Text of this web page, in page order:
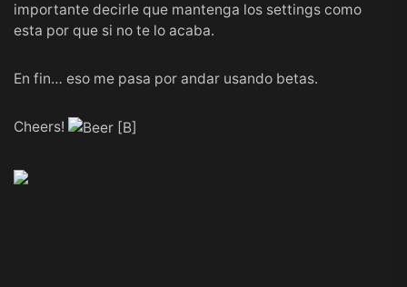
importante decirle que mantenga los settings como
esta por que si no te lo acaba.
En fin… eso me pasa por andar usando betas.
Cheers!